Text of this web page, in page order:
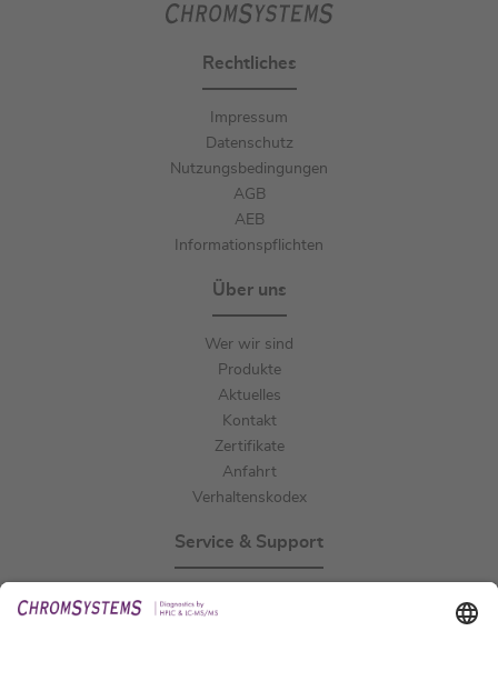
Rechtliches
Impressum
Datenschutz
Nutzungsbedingungen
AGB
AEB
Informationspflichten
Über uns
Wer wir sind
Produkte
Aktuelles
Kontakt
Zertifikate
Anfahrt
Verhaltenskodex
Service & Support